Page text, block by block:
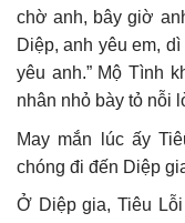
chờ anh, bây giờ
Diệp, anh yêu em, dì
yêu anh.” Mộ Tình
nhân nhỏ bày tỏ nỗi
May mắn lúc ấy
chóng đi đến Diệp
Ở Diệp gia, Tiêu